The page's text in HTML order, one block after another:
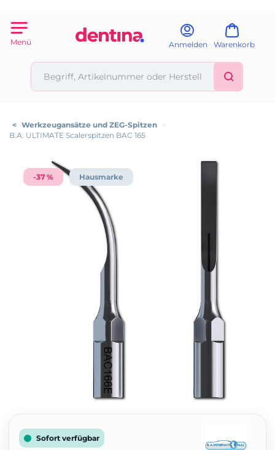
Menü Anmelden Warenkorb
< Werkzeugansätze und ZEG-Spitzen >
B.A. ULTIMATE Scalerspitzen BAC 165
-37 % Hausmarke
Sofort verfügbar